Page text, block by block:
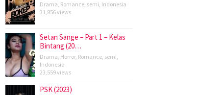
Drama, Romance, semi, Indonesia
31,856 views
Setan Sange – Part 1 – Kelas
Bintang (20…
Drama, Horror, Romance, semi,
Indonesia
23,559 views
PSK (2023)